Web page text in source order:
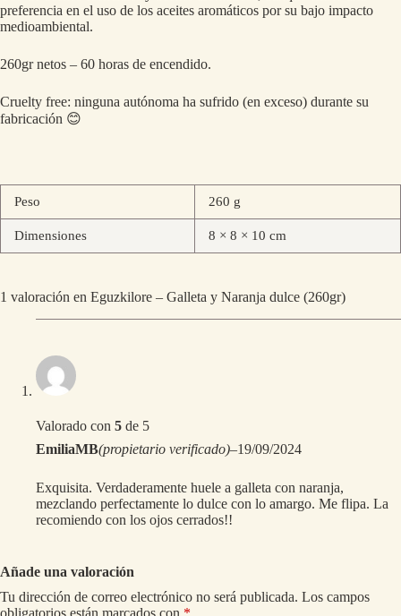
preferencia en el uso de los aceites aromáticos por su bajo impacto
medioambiental.
260gr netos – 60 horas de encendido.
Cruelty free: ninguna autónoma ha sufrido (en exceso) durante su
fabricación 😊
Peso 260 g
Dimensiones 8 × 8 × 10 cm
1 valoración en Eguzkilore – Galleta y Naranja dulce (260gr)
Valorado con 5 de 5
EmiliaMB(propietario verificado)–19/09/2024
Exquisita. Verdaderamente huele a galleta con naranja,
mezclando perfectamente lo dulce con lo amargo. Me flipa. La
recomiendo con los ojos cerrados!!
Añade una valoración
Tu dirección de correo electrónico no será publicada. Los campos